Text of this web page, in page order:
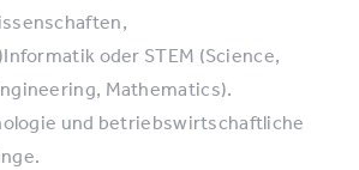
oder STEM (Science,
Mathematics).
und betriebswirtschaftliche